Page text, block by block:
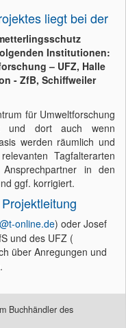
liegt bei der
Institutionen:
– UFZ, Halle
- ZfB, Schiffweiler
für Umweltforschung
und dort auch wenn
werden räumlich und
Tagfalterarten
in den
ggf. korrigiert.
online.de) oder Josef
und des UFZ (
über Anregungen und
Buchhändler des